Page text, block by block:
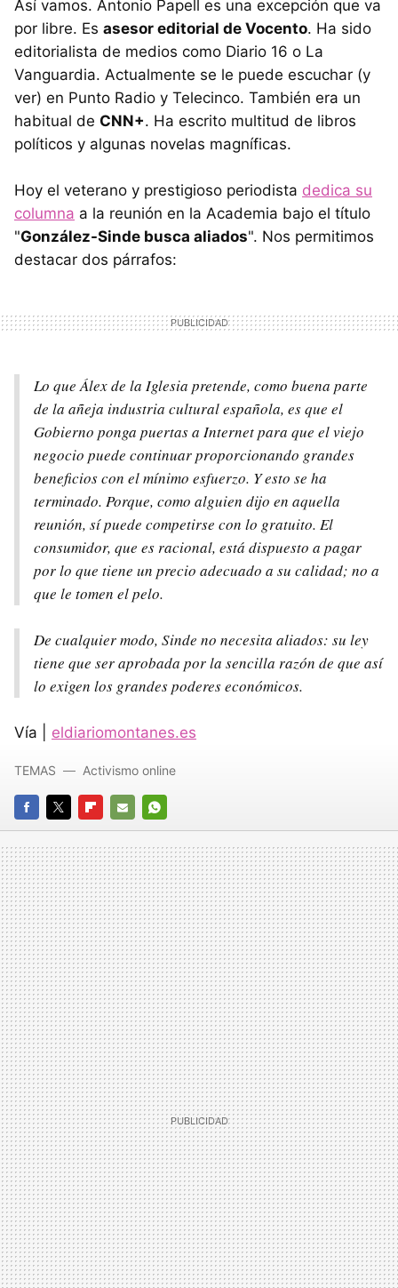
Así vamos. Antonio Papell es una excepción que va
por libre. Es asesor editorial de Vocento. Ha sido
editorialista de medios como Diario 16 o La
Vanguardia. Actualmente se le puede escuchar (y
ver) en Punto Radio y Telecinco. También era un
habitual de CNN+. Ha escrito multitud de libros
políticos y algunas novelas magníficas.
Hoy el veterano y prestigioso periodista dedica su
columna a la reunión en la Academia bajo el título
"González-Sinde busca aliados". Nos permitimos
destacar dos párrafos:
Lo que Álex de la Iglesia pretende, como buena parte
de la añeja industria cultural española, es que el
Gobierno ponga puertas a Internet para que el viejo
negocio puede continuar proporcionando grandes
beneficios con el mínimo esfuerzo. Y esto se ha
terminado. Porque, como alguien dijo en aquella
reunión, sí puede competirse con lo gratuito. El
consumidor, que es racional, está dispuesto a pagar
por lo que tiene un precio adecuado a su calidad; no a
que le tomen el pelo.
De cualquier modo, Sinde no necesita aliados: su ley
tiene que ser aprobada por la sencilla razón de que así
lo exigen los grandes poderes económicos.
Vía | eldiariomontanes.es
FACEBOOK
TWITTERFLIPBOARD
E-
MAIL
WHATSAPP
TEMAS Activismo online